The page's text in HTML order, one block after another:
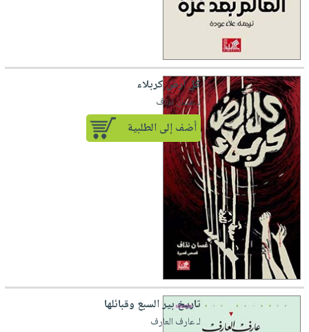
كل أرض كربلاء
لـ غسان نداف
أضف إلى الطلبية
تاريخ بير السبع وقبائلها
لـ عارف العارف